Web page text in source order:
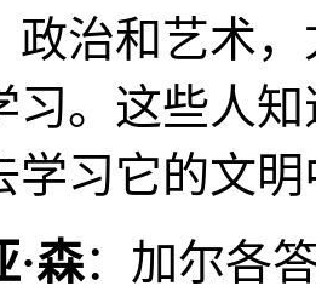
政治和艺术
习。这些人
学习它的文
·森：加尔各